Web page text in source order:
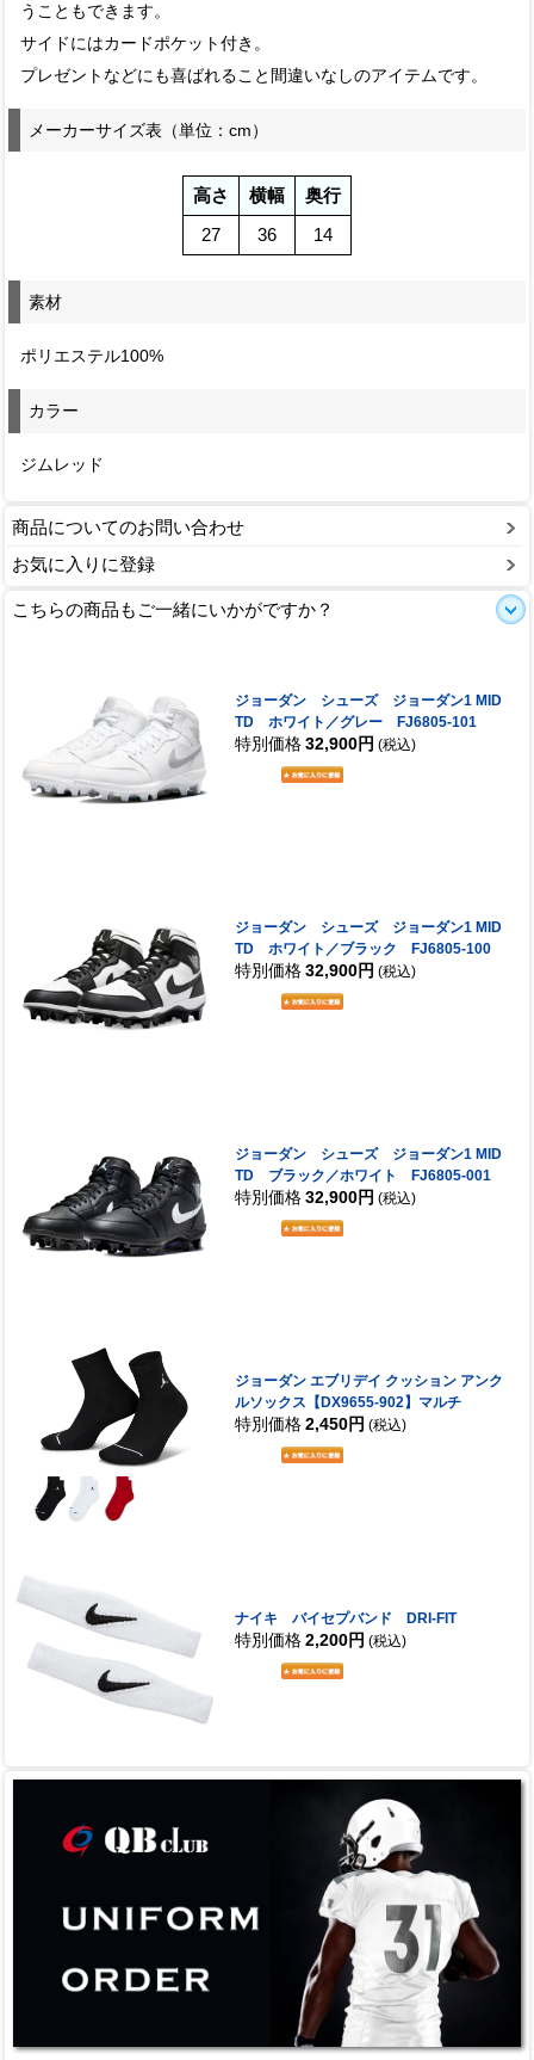
うこともできます。
サイドにはカードポケット付き。
プレゼントなどにも喜ばれること間違いなしのアイテムです。
メーカーサイズ表（単位：cm）
高さ 横幅
奥行
27
36 14
素材
ポリエステル100%
カラー
ジムレッド
商品についてのお問い合わせ
お気に入りに登録
こちらの商品もご一緒にいかがですか？
ジョーダン シューズ ジョーダン1 MID
TD ホワイト／グレー FJ6805-101
特別価格 32,900円 (税込)
ジョーダン シューズ ジョーダン1 MID
TD ホワイト／ブラック FJ6805-100
特別価格 32,900円 (税込)
ジョーダン シューズ ジョーダン1 MID
TD ブラック／ホワイト FJ6805-001
特別価格 32,900円 (税込)
ジョーダン エブリデイ クッション アンク
ルソックス【DX9655-902】マルチ
特別価格 2,450円 (税込)
ナイキ バイセプバンド DRI-FIT
特別価格 2,200円 (税込)